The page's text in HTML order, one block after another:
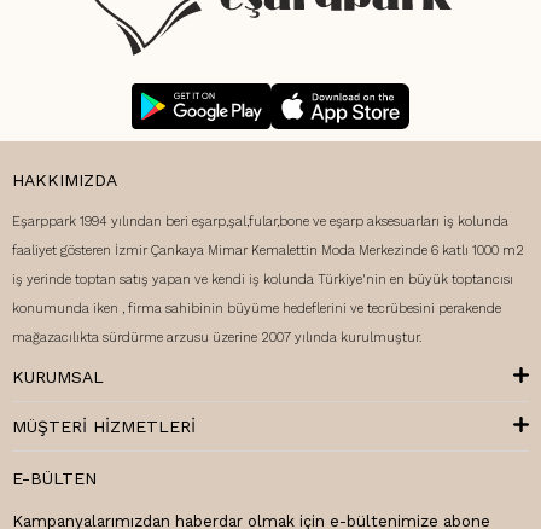
HAKKIMIZDA
Eşarppark 1994 yılından beri eşarp,şal,fular,bone ve eşarp aksesuarları iş kolunda
faaliyet gösteren İzmir Çankaya Mimar Kemalettin Moda Merkezinde 6 katlı 1000 m2
iş yerinde toptan satış yapan ve kendi iş kolunda Türkiye'nin en büyük toptancısı
konumunda iken , firma sahibinin büyüme hedeflerini ve tecrübesini perakende
mağazacılıkta sürdürme arzusu üzerine 2007 yılında kurulmuştur.
KURUMSAL
MÜŞTERI HIZMETLERI
E-BÜLTEN
Kampanyalarımızdan haberdar olmak için e-bültenimize abone